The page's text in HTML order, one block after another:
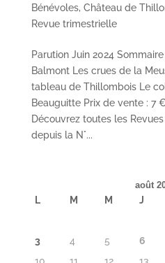
Bénévoles, Château de
Revue trimestrielle
Parution Juin 2024
Balmont Les crues de la
tableau de Thillombois Le
Beauguitte Prix de vente : 7
Découvrez toutes les
depuis la N°...
août
L M M J
3
4 5 6